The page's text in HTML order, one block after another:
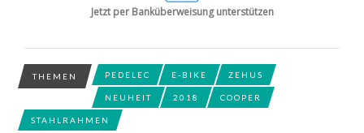
Jetzt per Banküberweisung unterstützen
THEMEN PEDELEC E-BIKE ZEHUS
NEUHEIT 2018 COOPER
STAHLRAHMEN